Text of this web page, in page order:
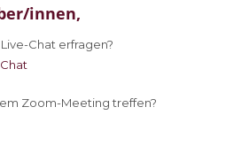
innen,
Chat erfragen?
Zoom-Meeting treffen?